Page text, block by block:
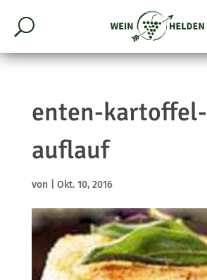
enten-kartoffel-
auflauf
von Okt. 10, 2016